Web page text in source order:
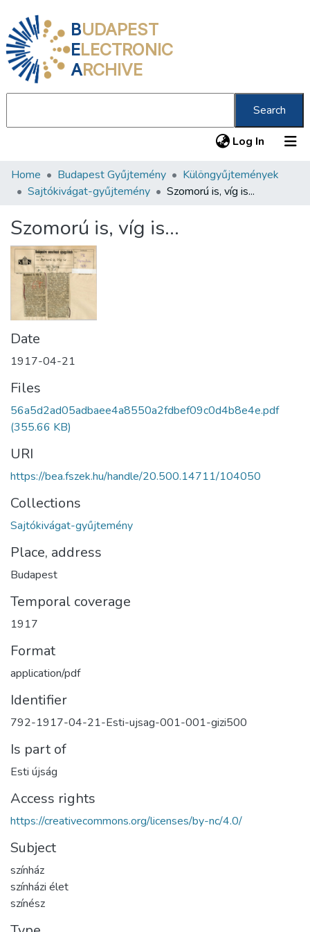
BUDAPEST
ELECTRONIC
ARCHIVE
Search
Log In (current)
Communities & Collections
Statistics
About us
Home Budapest Gyűjtemény
Különgyűjtemények
Sajtókivágat-gyűjtemény
Szomorú is, víg is...
Szomorú is, víg is...
Date
1917-04-21
Files
56a5d2ad05adbaee4a8550a2fdbef09c0d4b8e4e.pdf
(355.66 KB)
URI
https://bea.fszek.hu/handle/20.500.14711/104050
Collections
Sajtókivágat-gyűjtemény
Place, address
Budapest
Temporal coverage
1917
Format
application/pdf
Identifier
792-1917-04-21-Esti-ujsag-001-001-gizi500
Is part of
Esti újság
Access rights
https://creativecommons.org/licenses/by-nc/4.0/
Subject
színház
színházi élet
színész